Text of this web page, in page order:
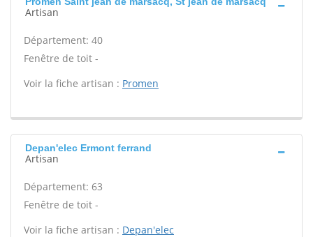
Artisan
Département: 40
Fenêtre de toit -
Voir la fiche artisan : Promen
Depan'elec Ermont ferrand
Artisan
Département: 63
Fenêtre de toit -
Voir la fiche artisan : Depan'elec